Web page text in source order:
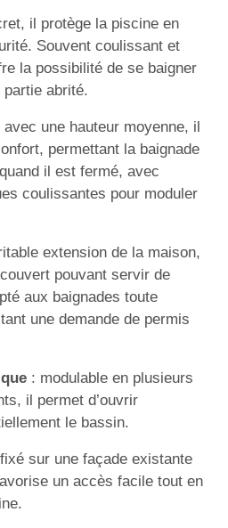
il protège la piscine en
Souvent coulissant et
la possibilité de se baigner
partie abrité.
avec une hauteur moyenne, il
permettant la baignade
il est fermé, avec
coulissantes pour moduler
extension de la maison,
pouvant servir de
aux baignades toute
une demande de permis
: modulable en plusieurs
il permet d’ouvrir
le bassin.
sur une façade existante
un accès facile tout en